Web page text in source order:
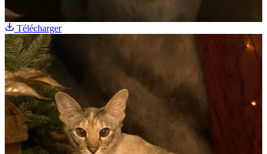
Télécharger